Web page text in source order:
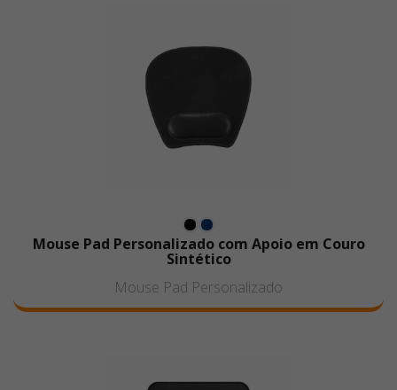
Mouse Pad Personalizado com Apoio em Couro
Sintético
Mouse Pad Personalizado